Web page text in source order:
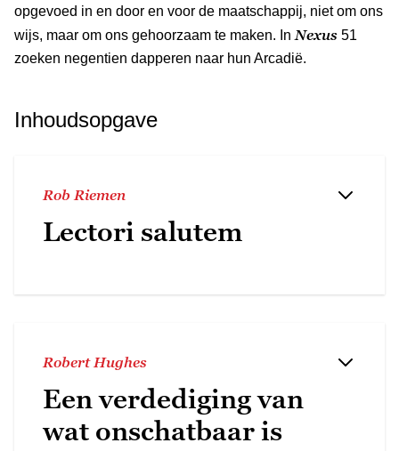
opgevoed in en door en voor de maatschappij, niet om ons
wijs, maar om ons gehoorzaam te maken. In Nexus 51
zoeken negentien dapperen naar hun Arcadië.
Inhoudsopgave
Rob Riemen
Lectori salutem
Robert Hughes
Een verdediging van
wat onschatbaar is